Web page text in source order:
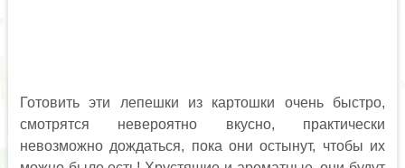
Готовить эти лепешки из картошки очень быстро,
смотрятся невероятно вкусно, практически
невозможно дождаться, пока они остынут, чтобы их